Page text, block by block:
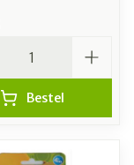
Bestel